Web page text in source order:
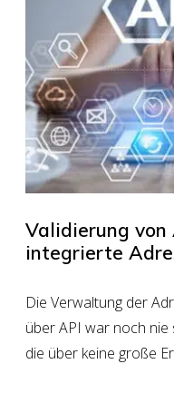
Validierung von
integrierte
Die Verwaltung der
über API war noch
die über keine große